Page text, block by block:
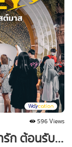
596 Views
‘SIAM SMILEY’ มุมถ่ายรูปสุดน่ารัก ต้อนรับเทศกาลคริสต์มาส